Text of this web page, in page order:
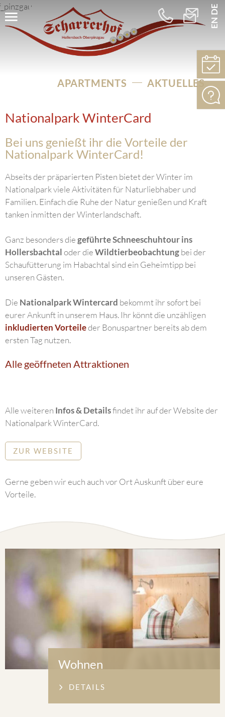
+43
EN
DE
APARTMENTS AKTUELLES
Nationalpark WinterCard
Bei uns genießt ihr die Vorteile der
Nationalpark WinterCard!
Abseits der präparierten Pisten bietet der Winter im
Nationalpark viele Aktivitäten für Naturliebhaber und
Familien. Einfach die Ruhe der Natur genießen und Kraft
tanken inmitten der Winterlandschaft.
Ganz besonders diegeführte Schneeschuhtour ins
Hollersbachtaloder dieWildtierbeobachtungbei der
Schaufütterung im Habachtal sind ein Geheimtipp bei
unseren Gästen.
Die Nationalpark Wintercard bekommt ihr sofort bei
eurer Ankunft in unserem Haus. Ihr könnt die unzähligen
inkludierten Vorteileder Bonuspartner bereits ab dem
ersten Tag nutzen.
Alle geöffneten Attraktionen
Alle weiteren Infos & Detailsfindet ihr auf der Website der
Nationalpark WinterCard.
ZUR WEBSITE
Gerne geben wir euch auch vor Ort Auskunft über eure
Vorteile.
Wohnen
DETAILS